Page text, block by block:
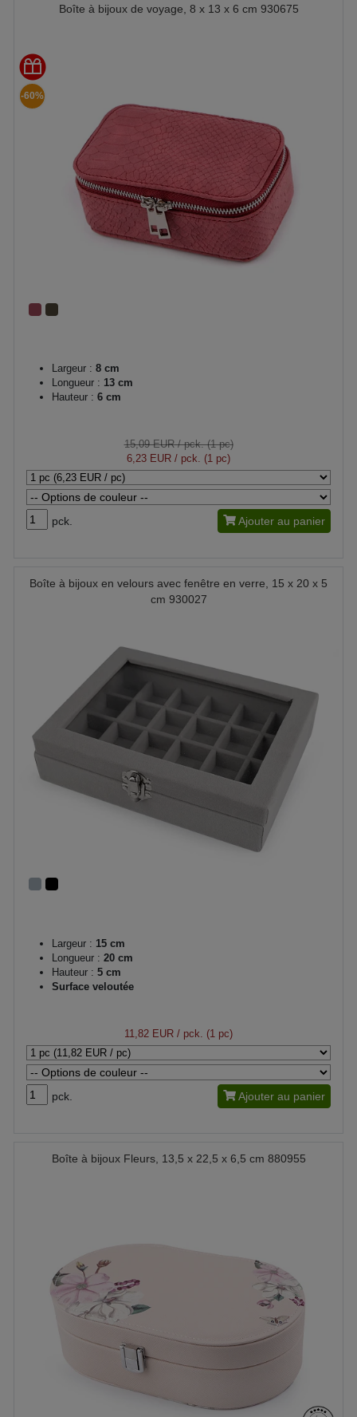
Boîte à bijoux de voyage, 8 x 13 x 6 cm 930675
-60%
Largeur : 8 cm
Longueur : 13 cm
Hauteur : 6 cm
15,09 EUR/ pck. (1 pc)
6,23 EUR / pck. (1 pc)
pck. Ajouter au panier
Boîte à bijoux en velours avec fenêtre en verre, 15 x 20 x 5
cm 930027
Largeur : 15 cm
Longueur : 20 cm
Hauteur : 5 cm
Surface veloutée
11,82 EUR / pck. (1 pc)
pck. Ajouter au panier
Boîte à bijoux Fleurs, 13,5 x 22,5 x 6,5 cm 880955